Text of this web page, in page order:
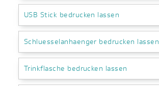
USB Stick bedrucken lassen
Schluesselanhaenger bedrucken lassen
Trinkflasche bedrucken lassen